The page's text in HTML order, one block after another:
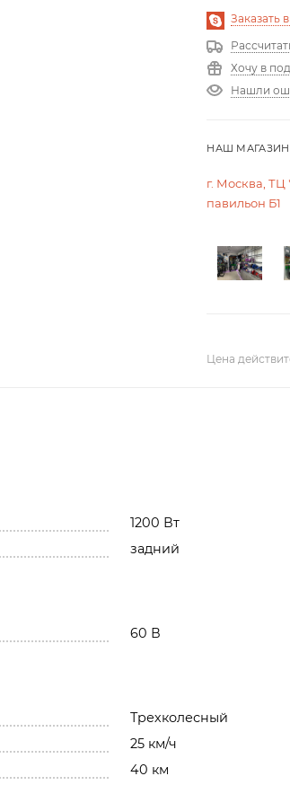
Заказать
Хочу в
Нашли
НАШ МАГАЗИН
г. Москва,
павильон Б1
Цена
1200 Вт
задний
60 В
Трехколесный
25 км/ч
40 км